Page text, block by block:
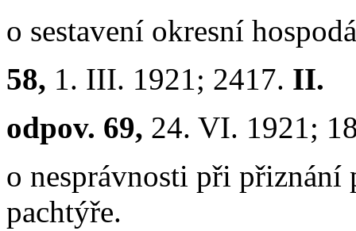
o sestavení okresní
58, 1. III. 1921; 2417. II.
odpov. 69, 24. VI. 1921;
o nesprávnosti při
pachtýře.